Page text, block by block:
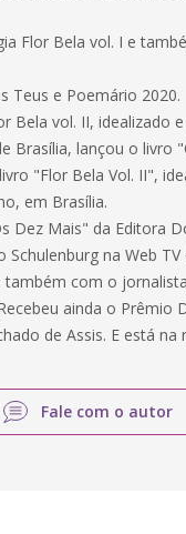
Flor Bela vol. I e
Teus e Poemário 2020.
Bela vol. II, idealizado
Brasília, lançou o livro
"Flor Bela Vol. II",
em Brasília.
Dez Mais" da Editora
na Web
também com o
ainda o Prêmio
de Assis. E está
Fale com o autor